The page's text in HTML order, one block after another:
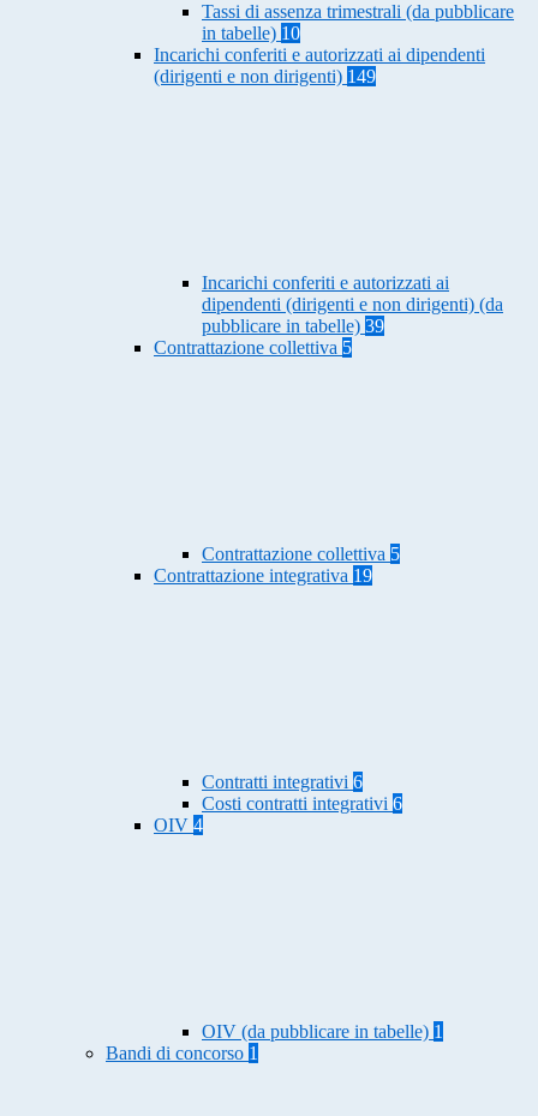
Tassi di assenza trimestrali (da pubblicare
in tabelle) 10
Incarichi conferiti e autorizzati ai dipendenti
(dirigenti e non dirigenti) 149
Incarichi conferiti e autorizzati ai
dipendenti (dirigenti e non dirigenti) (da
pubblicare in tabelle) 39
Contrattazione collettiva 5
Contrattazione collettiva 5
Contrattazione integrativa 19
Contratti integrativi 6
Costi contratti integrativi 6
OIV 4
OIV (da pubblicare in tabelle) 1
Bandi di concorso 1